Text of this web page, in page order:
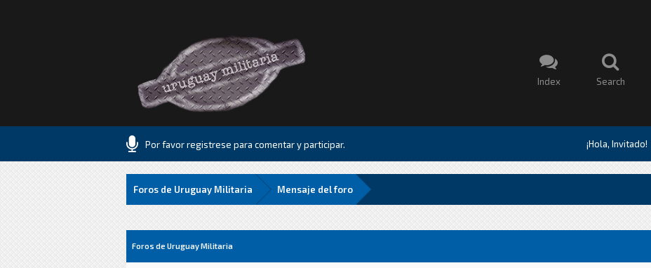
Index Search
Por favor registrese para comentar y participar. ¡Hola, Invitado!
Foros de Uruguay Militaria Mensaje del foro
Foros de Uruguay Militaria